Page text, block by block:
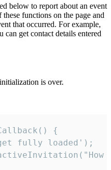
below to report about an event
functions on the page and
that occurred. For example,
get contact details entered
is over.
{
fully loaded');